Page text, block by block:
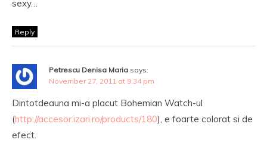
sexy…
Reply
Petrescu Denisa Maria says:
November 27, 2011 at 9:34 pm
Dintotdeauna mi-a placut Bohemian Watch-ul
(http://accesor.izari.ro/products/180), e foarte colorat si de
efect.